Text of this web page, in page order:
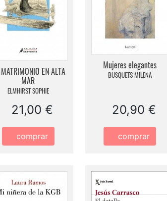
EN ALTA
MAR
ELMHIRST SOPHIE
21,00 €
comprar
Mujeres elegantes
BUSQUETS MILENA
20,90 €
comprar